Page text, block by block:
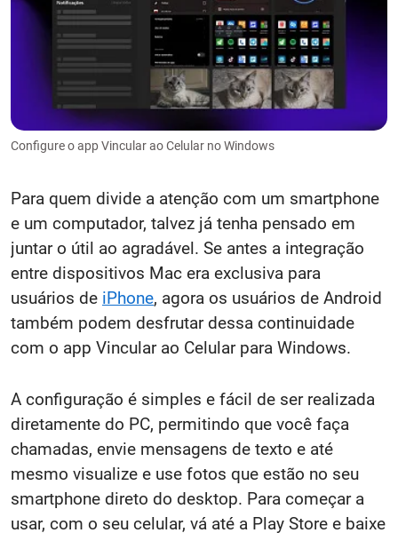
Configure o app Vincular ao Celular no Windows
Para quem divide a atenção com um smartphone
e um computador, talvez já tenha pensado em
juntar o útil ao agradável. Se antes a integração
entre dispositivos Mac era exclusiva para
usuários de iPhone, agora os usuários de Android
também podem desfrutar dessa continuidade
com o app Vincular ao Celular para Windows.
A configuração é simples e fácil de ser realizada
diretamente do PC, permitindo que você faça
chamadas, envie mensagens de texto e até
mesmo visualize e use fotos que estão no seu
smartphone direto do desktop. Para começar a
usar, com o seu celular, vá até a Play Store e baixe